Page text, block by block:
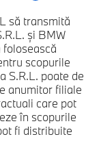
să transmită
și BMW
folosească
scopurile
S.R.L. poate de
anumitor filiale
care pot
în scopurile
fi distribuite